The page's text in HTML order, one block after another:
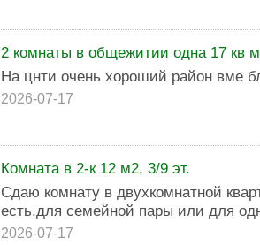
2 комнаты в общежитии одна 17 кв
На цнти очень хороший район вме
2026-07-17
Комната в 2-к 12 м2, 3/9 эт.
Сдаю комнату в двухкомнатной
есть.для семейной пары или для
2026-07-17